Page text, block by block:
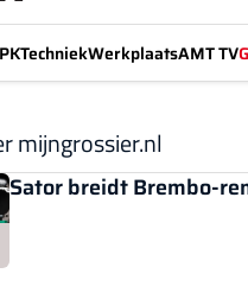
TechniekWerkplaatsAMT TV
mijngrossier.nl
Sator breidt Brembo-